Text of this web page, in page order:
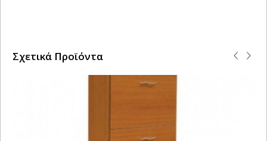
Σχετικά Προϊόντα